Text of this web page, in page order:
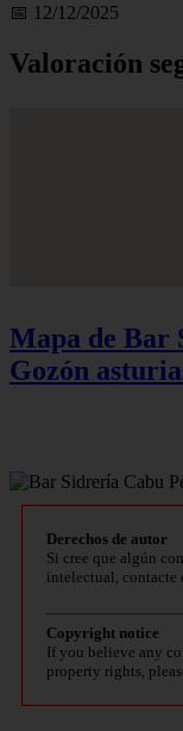
📅 12/12/2025
Valoración
Mapa de Bar
Gozón
Derechos de autor
Si cree que algún
intelectual, contacte
Copyright notice
If you believe any
property rights,